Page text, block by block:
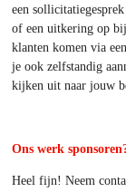
een
of een uitkering op
klanten komen via
je ook zelfstandig
kijken uit naar jouw
Ons werk
Heel fijn! Neem